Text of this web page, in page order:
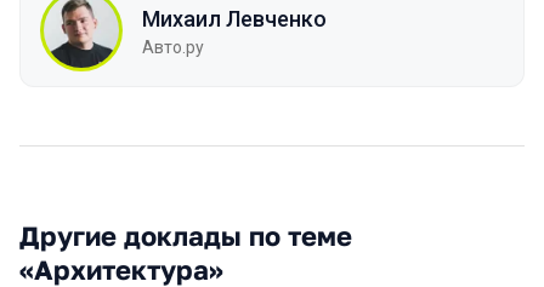
Михаил Левченко
Авто.ру
Другие доклады по теме
«Архитектура»